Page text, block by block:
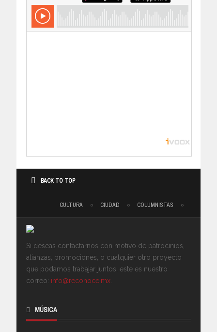
BACK TO TOP
CULTURA CIUDAD COLUMNISTAS
Si deseas contactarnos con motivo de patrocinios,
alianzas, promociones, o cualquier otro proyecto
que podamos trabajar juntos, este es nuestro
correo: info@reconoce.mx
MÚSICA